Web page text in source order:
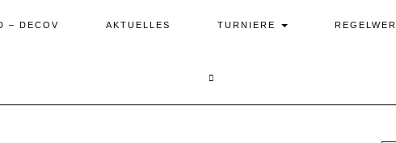
– DECOV AKTUELLES TURNIERE